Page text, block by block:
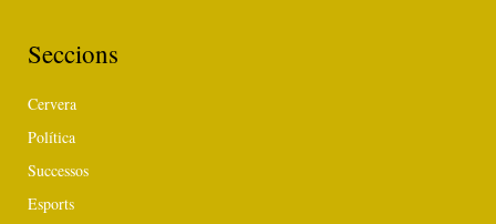
Seccions
Cervera
Política
Successos
Esports